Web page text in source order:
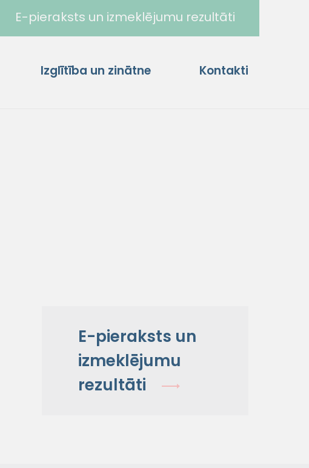
E-pieraksts un izmeklējumu rezultāti
Izglītība un zinātne Kontakti
E-pieraksts un
izmeklējumu
rezultāti